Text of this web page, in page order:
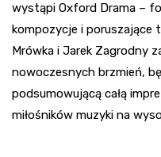
wystąpi Oxford Drama –
kompozycje i poruszające
Mrówka i Jarek Zagrodny
nowoczesnych brzmień,
podsumowującą całą
miłośników muzyki na